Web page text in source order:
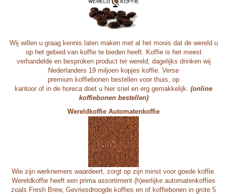
Wij willen u graag kennis laten maken met al het moois dat de wereld u
op het gebied van koffie te bieden heeft. Koffie is het meest
verhandelde en besproken product ter wereld, dagelijks drinken wij
Nederlanders 19 miljoen kopjes koffie. Verse
premium koffiebonen bestellen voor thuis, op
kantoor of in de horeca doet u hier snel en erg gemakkelijk. (online
koffiebonen bestellen)
Wereldkoffie Automatenkoffie
Wie zijn werknemers waardeert, zorgt op zijn minst voor goede koffie.
Wereldkoffie heeft een prima assortiment (h)eerlijke automatenkoffies
zoals Fresh Brew, Gevriesdroogde koffies en of koffiebonen in grote 5